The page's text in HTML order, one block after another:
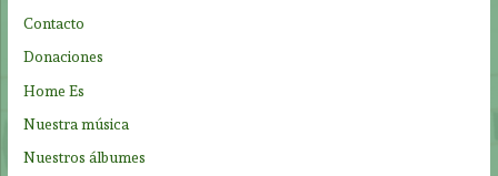
:
Contacto
Donaciones
Home Es
Nuestra música
Nuestros álbumes